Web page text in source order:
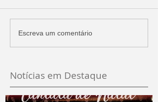
Escreva um comentário
Notícias em Destaque